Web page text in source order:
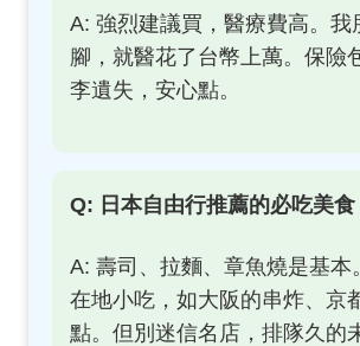
A: 強烈建議買，醫療費高。我
腳，就醫花了台幣上萬。保險
李遺失，安心點。
Q: 日本自由行推薦的必吃美食
A: 壽司、拉麵、章魚燒是基本
在地小吃，如大阪的串炸、京
點。但別迷信名店，排隊久的